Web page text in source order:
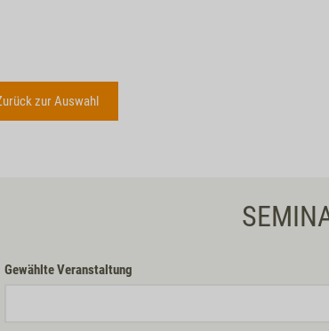
zur Auswahl
Gewählte Veranstaltung